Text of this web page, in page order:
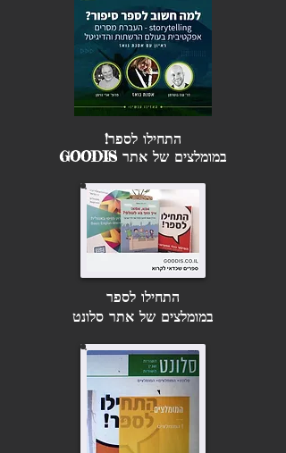
התחילו לספר!
במומלצים של אתר GOODIS
התחילו לספר
במומלצים של אתר סלונט